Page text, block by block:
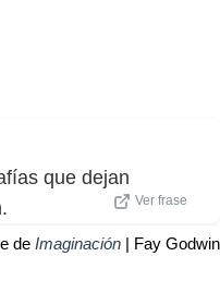
que dejan
Ver frase
de Imaginación | Fay Godwin